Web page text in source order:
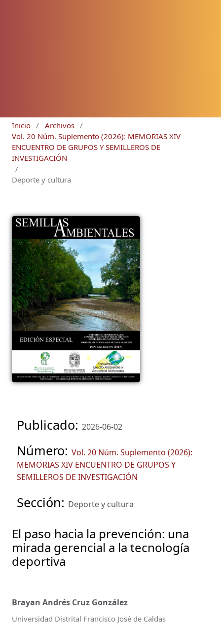
Inicio / Archivos /
Vol. 20 Núm. Suplemento (2026): MEMORIAS XIV
ENCUENTRO DE GRUPOS Y SEMILLEROS DE
INVESTIGACIÓN
/
Deporte y cultura
Publicado: 2026-06-02
Número: Vol. 20 Núm. Suplemento (2026):
MEMORIAS XIV ENCUENTRO DE GRUPOS Y
SEMILLEROS DE INVESTIGACIÓN
Sección: Deporte y cultura
El paso hacia la prevención: una
mirada gerencial a la tecnología
deportiva
Brayan Andrés Cruz González
Universidad Distrital Francisco José de Caldas